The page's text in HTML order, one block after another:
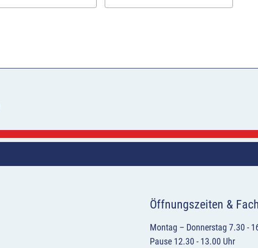
Öffnungszeiten &
Montag – Donnerstag 7.30 -
Pause 12.30 - 13.00 Uhr